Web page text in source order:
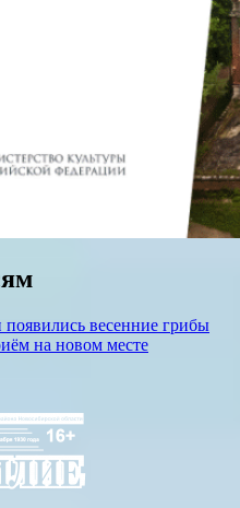
весенние грибы
на новом месте